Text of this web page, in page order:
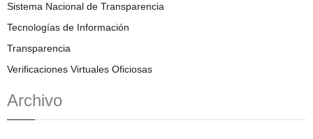
Sistema Nacional de Transparencia
Tecnologías de Información
Transparencia
Verificaciones Virtuales Oficiosas
Archivo